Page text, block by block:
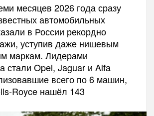
месяцев 2026 года сразу
автомобильных
в России рекордно
уступив даже нишевым
маркам. Лидерами
стали Opel, Jaguar и Alfa
всего по 6 машин,
Royce нашёл 143